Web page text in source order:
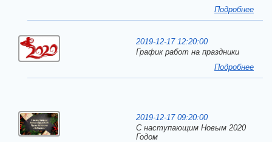
Подробнее
2019-12-17 12:20:00
График работ на праздники
Подробнее
2019-12-17 09:20:00
C наступающим Новым 2020
Годом